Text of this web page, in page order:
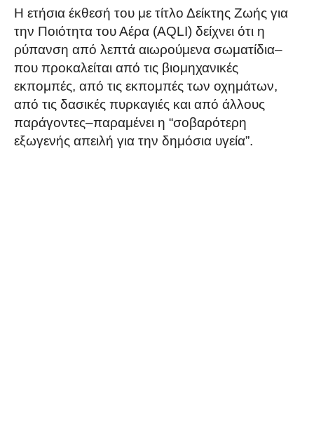
Η ετήσια έκθεσή του με τίτλο Δείκτης Ζωής για
την Ποιότητα του Αέρα (AQLI) δείχνει ότι η
ρύπανση από λεπτά αιωρούμενα σωματίδια–
που προκαλείται από τις βιομηχανικές
εκπομπές, από τις εκπομπές των οχημάτων,
από τις δασικές πυρκαγιές και από άλλους
παράγοντες–παραμένει η “σοβαρότερη
εξωγενής απειλή για την δημόσια υγεία”.